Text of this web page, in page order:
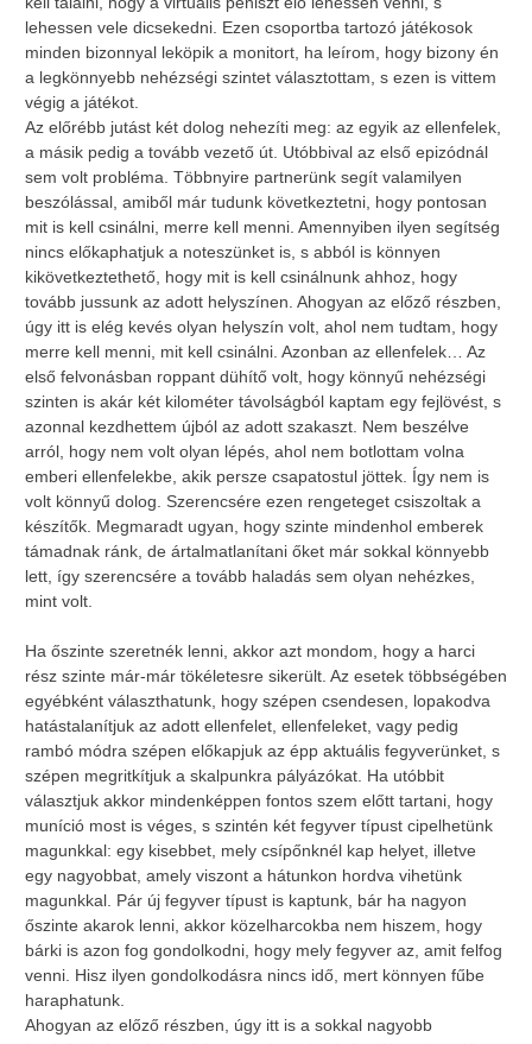
lehessen vele dicsekedni. Ezen csoportba tartozó játékosok
minden bizonnyal leköpik a monitort, ha leírom, hogy bizony én
a legkönnyebb nehézségi szintet választottam, s ezen is vittem
végig a játékot.
Az előrébb jutást két dolog nehezíti meg: az egyik az ellenfelek,
a másik pedig a tovább vezető út. Utóbbival az első epizódnál
sem volt probléma. Többnyire partnerünk segít valamilyen
beszólással, amiből már tudunk következtetni, hogy pontosan
mit is kell csinálni, merre kell menni. Amennyiben ilyen segítség
nincs előkaphatjuk a noteszünket is, s abból is könnyen
kikövetkeztethető, hogy mit is kell csinálnunk ahhoz, hogy
tovább jussunk az adott helyszínen. Ahogyan az előző részben,
úgy itt is elég kevés olyan helyszín volt, ahol nem tudtam, hogy
merre kell menni, mit kell csinálni. Azonban az ellenfelek… Az
első felvonásban roppant dühítő volt, hogy könnyű nehézségi
szinten is akár két kilométer távolságból kaptam egy fejlövést, s
azonnal kezdhettem újból az adott szakaszt. Nem beszélve
arról, hogy nem volt olyan lépés, ahol nem botlottam volna
emberi ellenfelekbe, akik persze csapatostul jöttek. Így nem is
volt könnyű dolog. Szerencsére ezen rengeteget csiszoltak a
készítők. Megmaradt ugyan, hogy szinte mindenhol emberek
támadnak ránk, de ártalmatlanítani őket már sokkal könnyebb
lett, így szerencsére a tovább haladás sem olyan nehézkes,
mint volt.
Ha őszinte szeretnék lenni, akkor azt mondom, hogy a harci
rész szinte már-már tökéletesre sikerült. Az esetek többségében
egyébként választhatunk, hogy szépen csendesen, lopakodva
hatástalanítjuk az adott ellenfelet, ellenfeleket, vagy pedig
rambó módra szépen előkapjuk az épp aktuális fegyverünket, s
szépen megritkítjuk a skalpunkra pályázókat. Ha utóbbit
választjuk akkor mindenképpen fontos szem előtt tartani, hogy
muníció most is véges, s szintén két fegyver típust cipelhetünk
magunkkal: egy kisebbet, mely csípőnknél kap helyet, illetve
egy nagyobbat, amely viszont a hátunkon hordva vihetünk
magunkkal. Pár új fegyver típust is kaptunk, bár ha nagyon
őszinte akarok lenni, akkor közelharcokba nem hiszem, hogy
bárki is azon fog gondolkodni, hogy mely fegyver az, amit felfog
venni. Hisz ilyen gondolkodásra nincs idő, mert könnyen fűbe
haraphatunk.
Ahogyan az előző részben, úgy itt is a sokkal nagyobb